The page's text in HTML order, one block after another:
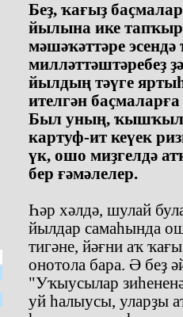
Беҙ, ҡағыҙ
йылына ике
мәшәҡәттәре
милләттәштәребеҙ
йылдың тәүге
ителгән
Был уның,
картуф-ит кеүек
үк, ошо миҙгелдә
бер ғәмәлелер.
Һәр хәлдә, шулай
йылдар самаһында
тигәне, йәғни аҡ
онотола бара. Ә беҙ
"Уҡыусылар
уй һалыусы, уларҙы